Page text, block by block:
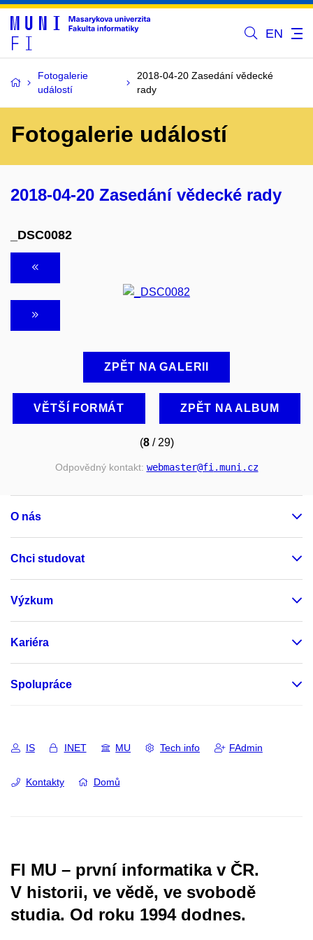
EN
Fotogalerie
událostí
2018-04-20 Zasedání vědecké
rady
Fotogalerie událostí
2018-04-20 Zasedání vědecké rady
_DSC0082
ZPĚT NA GALERII
VĚTŠÍ FORMÁT ZPĚT NA ALBUM
(8/ 29)
Odpovědný kontakt: webmaster@fi.muni.cz
O nás
Chci studovat
Výzkum
Kariéra
Spolupráce
IS INET MU Tech info FAdmin
Kontakty Domů
FI MU – první informatika v ČR.
V historii, ve vědě, ve svobodě
studia. Od roku 1994 dodnes.